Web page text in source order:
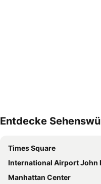
Entdecke
Times Square
International Airport John F.
Manhattan Center